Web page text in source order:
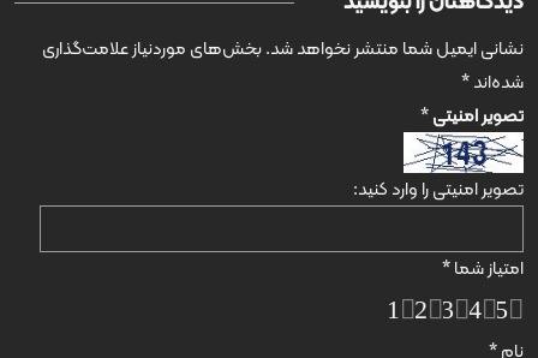
نشانی ایمیل شما منتشر نخواهد شد.بخش‌های موردنیاز علامت‌گذاری
شده‌اند*
نام*
تصویر امنیتی*
تصویر امنیتی را وارد کنید:
امتیاز شما*
5
4
3
2
1